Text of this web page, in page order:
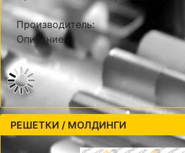
Производитель:
Описание:
РЕШЕТКИ / МОЛДИНГИ